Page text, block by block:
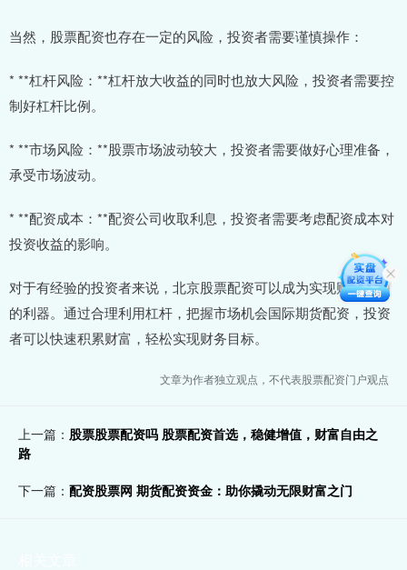
当然，股票配资也存在一定的风险，投资者需要谨慎操作：
* **杠杆风险：**杠杆放大收益的同时也放大风险，投资者需要控
制好杠杆比例。
* **市场风险：**股票市场波动较大，投资者需要做好心理准备，
承受市场波动。
* **配资成本：**配资公司收取利息，投资者需要考虑配资成本对
投资收益的影响。
对于有经验的投资者来说，北京股票配资可以成为实现财务自由
的利器。通过合理利用杠杆，把握市场机会国际期货配资，投资
者可以快速积累财富，轻松实现财务目标。
文章为作者独立观点，不代表股票配资门户观点
上一篇： 股票股票配资吗 股票配资首选，稳健增值，财富自由之
路
下一篇： 配资股票网 期货配资资金：助你撬动无限财富之门